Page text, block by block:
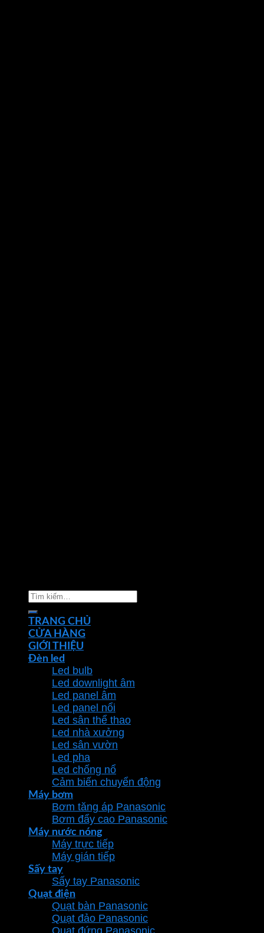
Tìm
TRANG CHỦ
CỬA HÀNG
GIỚI THIỆU
Đèn led
Led bulb
Led downlight âm
Led panel âm
Led panel nổi
Led sân thể thao
Led nhà xưởng
Led sân vườn
Led pha
Led chống nổ
Cảm biến chuyển động
Máy bơm
Bơm tăng áp Panasonic
Bơm đẩy cao Panasonic
Máy nước nóng
Máy trực tiếp
Máy gián tiếp
Sấy tay
Sấy tay Panasonic
Quạt điện
Quạt bàn Panasonic
Quạt đảo Panasonic
Quạt đứng Panasonic